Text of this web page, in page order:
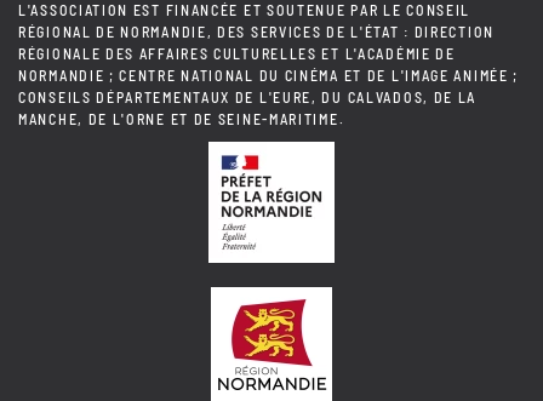
L'ASSOCIATION EST FINANCÉE ET SOUTENUE PAR LE CONSEIL
RÉGIONAL DE NORMANDIE, DES SERVICES DE L'ÉTAT : DIRECTION
RÉGIONALE DES AFFAIRES CULTURELLES ET L'ACADÉMIE DE
NORMANDIE ; CENTRE NATIONAL DU CINÉMA ET DE L'IMAGE ANIMÉE ;
CONSEILS DÉPARTEMENTAUX DE L'EURE, DU CALVADOS, DE LA
MANCHE, DE L'ORNE ET DE SEINE-MARITIME.